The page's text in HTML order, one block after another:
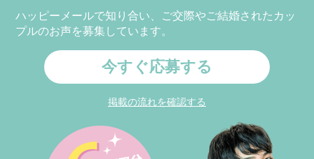
ハッピーメールで知り合い、ご交際やご結婚されたカッ
プルのお声を募集しています。
今すぐ応募する
掲載の流れを確認する